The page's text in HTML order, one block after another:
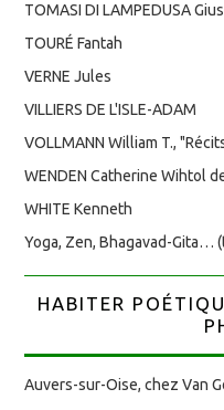
TOMASI DI LAMPEDUSA
TOURÉ Fantah
VERNE Jules
VILLIERS DE L'ISLE-ADAM
VOLLMANN William T.,
WENDEN Catherine Wihtol
WHITE Kenneth
Yoga, Zen, Bhagavad-Gita…
HABITER
Auvers-sur-Oise, chez Van